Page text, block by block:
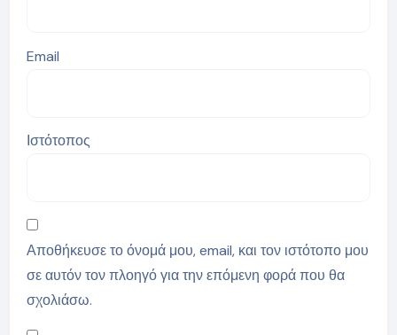
Email
Ιστότοπος
Αποθήκευσε το όνομά μου, email, και τον ιστότοπο μου
σε αυτόν τον πλοηγό για την επόμενη φορά που θα
σχολιάσω.